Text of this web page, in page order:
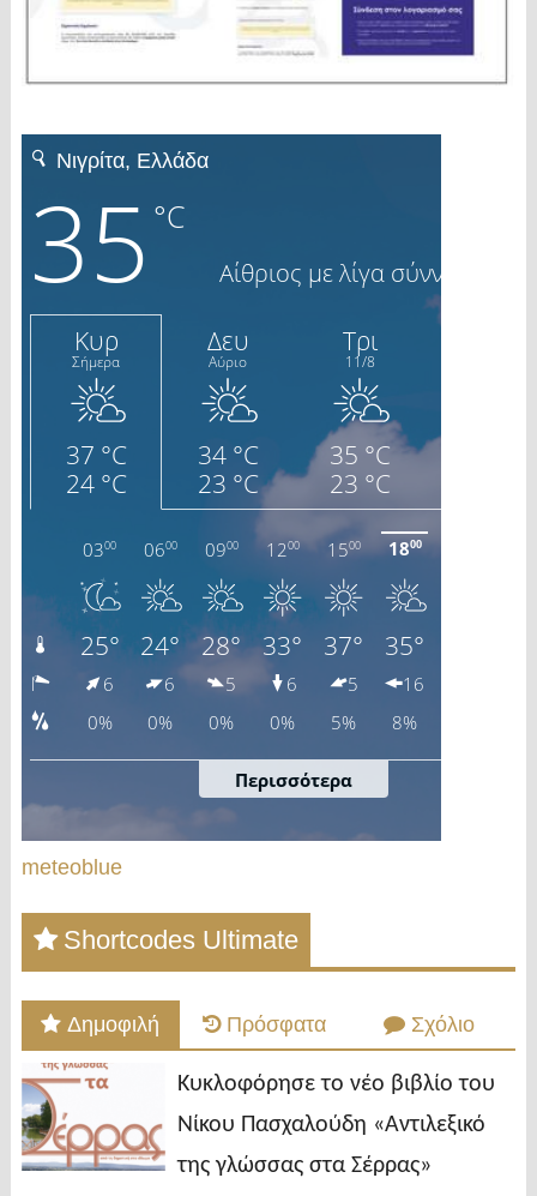
meteoblue
Shortcodes Ultimate
Δημοφιλή Πρόσφατα Σχόλιο
Κυκλοφόρησε το νέο βιβλίο του
Νίκου Πασχαλούδη «Αντιλεξικό
της γλώσσας στα Σέρρας»